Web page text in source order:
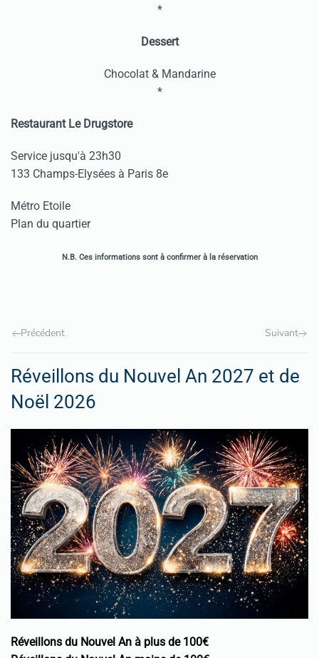
*
Dessert
Chocolat & Mandarine
*
Restaurant Le Drugstore
Service jusqu'à 23h30
133 Champs-Elysées à Paris 8e
Métro Etoile
Plan du quartier
N.B. Ces informations sont à confirmer à la réservation
Précédent Suivant
Réveillons du Nouvel An 2027 et de
Noël 2026
Réveillons du Nouvel An à plus de 100€